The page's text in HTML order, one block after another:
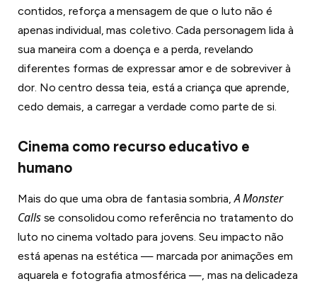
contidos, reforça a mensagem de que o luto não é
apenas individual, mas coletivo. Cada personagem lida à
sua maneira com a doença e a perda, revelando
diferentes formas de expressar amor e de sobreviver à
dor. No centro dessa teia, está a criança que aprende,
cedo demais, a carregar a verdade como parte de si.
Cinema como recurso educativo e
humano
Mais do que uma obra de fantasia sombria,A Monster
Callsse consolidou como referência no tratamento do
luto no cinema voltado para jovens. Seu impacto não
está apenas na estética — marcada por animações em
aquarela e fotografia atmosférica —, mas na delicadeza